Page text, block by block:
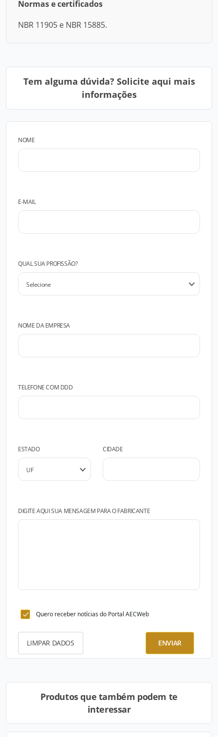
Normas e certificados
NBR 11905 e NBR 15885.
Tem alguma dúvida? Solicite aqui mais
informações
NOME
E-MAIL
QUAL SUA PROFISSÃO?
NOME DA EMPRESA
TELEFONE COM DDD
ESTADO CIDADE
DIGITE AQUI SUA MENSAGEM PARA O FABRICANTE
Quero receber notícias do Portal AECWeb
LIMPAR DADOS ENVIAR
Produtos que também podem te
interessar